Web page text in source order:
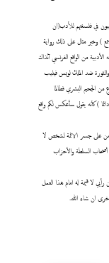
في فلسفتهم للأدب(ان
) وخير مثال على ذلك رواية
مادته الأدبية من الواقع الفرنسي آنذاك
ضد الملك لويس فيليب
الجحيم البشري فطالما
) كأنه يقول سأعكس لكم واقع
من على جسر الائمة لشخص لا
السلطة والأحزاب
لا قيمة له امام هذا العمل
ان شاء الله.